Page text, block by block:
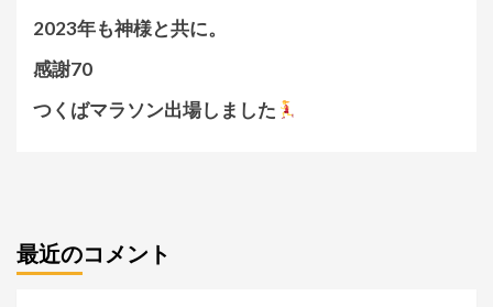
2023年も神様と共に。
感謝70
つくばマラソン出場しました
最近のコメント